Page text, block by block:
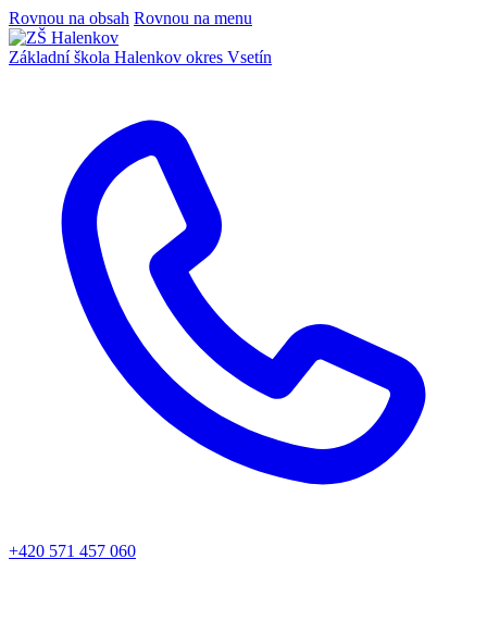
Rovnou na obsah Rovnou na menu
Základní škola Halenkov okres Vsetín
+420 571 457 060